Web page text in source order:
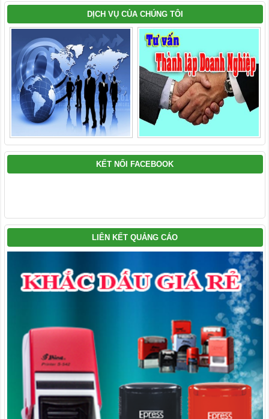
DỊCH VỤ CỦA CHÚNG TÔI
KẾT NỐI FACEBOOK
LIÊN KẾT QUẢNG CÁO